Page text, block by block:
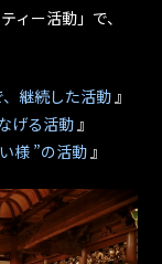
ィー活動」で、
、継続した活動』
げる活動』
様 ”の活動』